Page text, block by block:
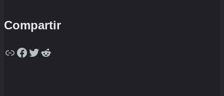
Compartir
Copy
Facebook
Twitter
Reddit